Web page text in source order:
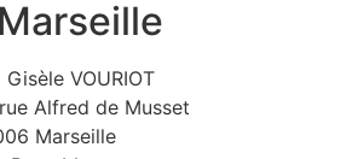
Gisèle VOURIOT
Alfred de Musset
Marseille